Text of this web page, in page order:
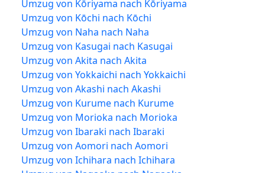
Umzug von Kōriyama nach Kōriyama
Umzug von Kōchi nach Kōchi
Umzug von Naha nach Naha
Umzug von Kasugai nach Kasugai
Umzug von Akita nach Akita
Umzug von Yokkaichi nach Yokkaichi
Umzug von Akashi nach Akashi
Umzug von Kurume nach Kurume
Umzug von Morioka nach Morioka
Umzug von Ibaraki nach Ibaraki
Umzug von Aomori nach Aomori
Umzug von Ichihara nach Ichihara